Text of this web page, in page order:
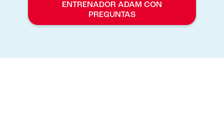
ENTRENADOR ADAM CON
PREGUNTAS